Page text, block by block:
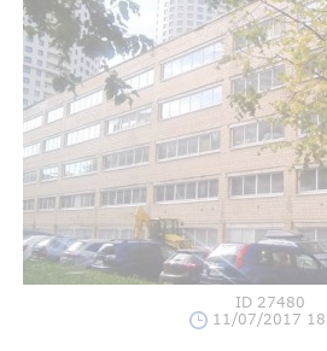
ID 27480
11/07/2017